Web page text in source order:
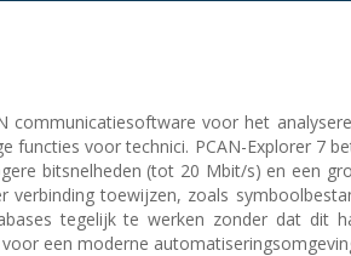
communicatiesoftware voor het
functies voor technici. PCAN-Explorer 7
bitsnelheden (tot 20 Mbit/s) en een
verbinding toewijzen, zoals
tegelijk te werken zonder dat dit
een moderne